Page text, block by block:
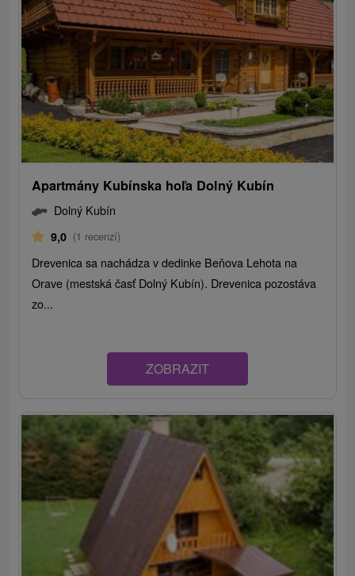
Apartmány Kubínska hoľa Dolný Kubín
Dolný Kubín
9,0 (1 recenzí)
Drevenica sa nachádza v dedinke Beňova Lehota na
Orave (mestská časť Dolný Kubín). Drevenica pozostáva
zo...
ZOBRAZIT